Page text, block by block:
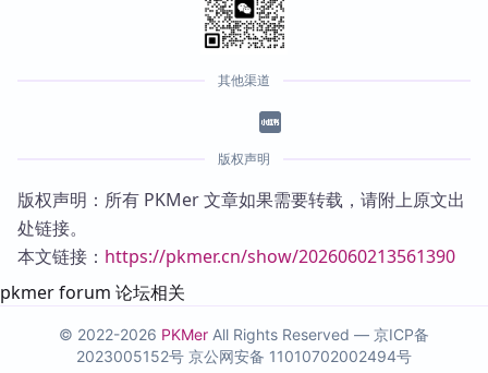
其他渠道
版权声明
版权声明：所有 PKMer 文章如果需要转载，请附上原文出
处链接。
本文链接： https://pkmer.cn/show/2026060213561390
pkmer forum 论坛相关
© 2022-2026 PKMer All Rights Reserved — 京ICP备
2023005152号 京公网安备 11010702002494号